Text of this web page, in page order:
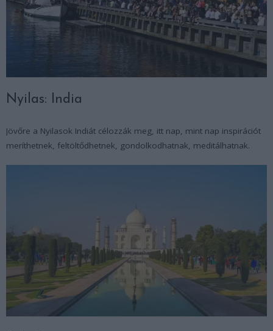
Nyilas: India
Jövőre a Nyilasok Indiát célozzák meg, itt nap, mint nap inspirációt
meríthetnek, feltöltődhetnek, gondolkodhatnak, meditálhatnak.